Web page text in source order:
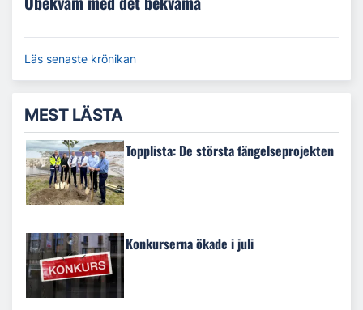
Läs senaste krönikan
MEST LÄSTA
Topplista: De största fängelseprojekten
Konkurserna ökade i juli